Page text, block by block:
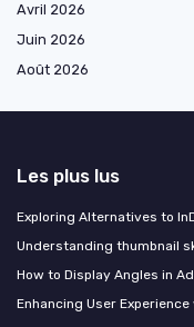
Avril 2026
Juin 2026
Août 2026
Les plus lus
Exploring Alternatives to
Understanding thumbnail
How to Display Angles in
Enhancing User